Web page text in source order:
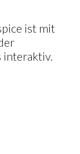
ist mit
interaktiv.